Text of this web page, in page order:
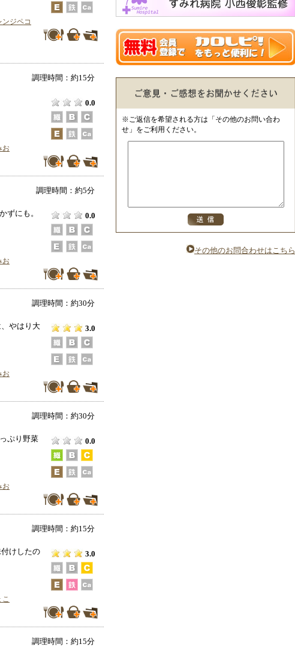
ンジペコ
調理時間：約15分
0.0
お
調理時間：約5分
ずにも。
0.0
お
調理時間：約30分
やはり大
3.0
お
調理時間：約30分
ぷり野菜
0.0
お
調理時間：約15分
けしたの
3.0
こ
調理時間：約15分
※ご返信を希望される方は「その他のお問い合わ
せ」をご利用ください。
その他のお問合わせはこちら